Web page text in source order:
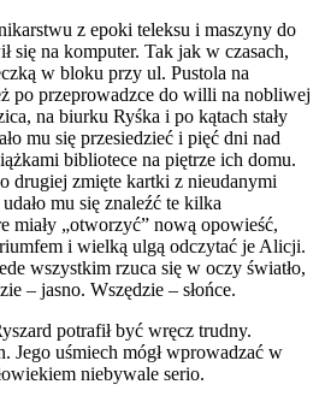
z epoki teleksu i maszyny do
się na komputer. Tak jak w czasach,
w bloku przy ul. Pustola na
po przeprowadzce do willi na nobliwej
na biurku Ryśka i po kątach stały
mu się przesiedzieć i pięć dni nad
bibliotece na piętrze ich domu.
drugiej zmięte kartki z nieudanymi
mu się znaleźć te kilka
miały „otworzyć” nową opowieść,
i wielką ulgą odczytać je Alicji.
wszystkim rzuca się w oczy światło,
– jasno. Wszędzie – słońce.
potrafił być wręcz trudny.
Jego uśmiech mógł wprowadzać w
niebywale serio.